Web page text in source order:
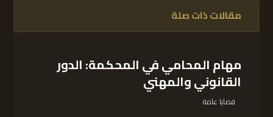
مقالات ذات صلة
مهام المحامي في المحكمة: الدور
القانوني والمهني
قضايا عامة